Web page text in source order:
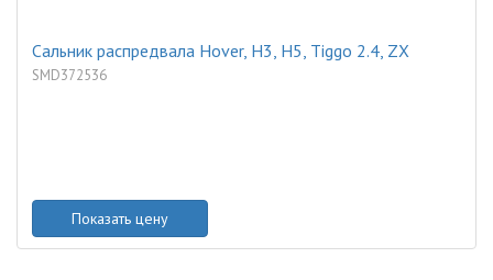
Сальник распредвала Hover, H3, H5, Tiggo 2.4, ZX
SMD372536
Показать цену